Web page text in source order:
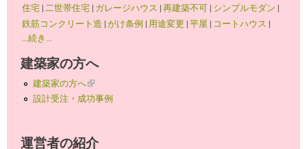
住宅| 二世帯住宅| ガレージハウス |再建築不可| シンプルモダン |
鉄筋コンクリート造 |がけ条例 | 用途変更 |平屋 | コートハウス |
...続き...
建築家の方へ
建築家の方へ(link is external)
設計受注・成功事例
運営者の紹介